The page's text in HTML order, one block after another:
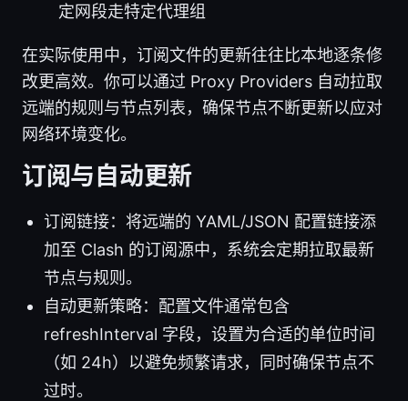
定网段走特定代理组
在实际使用中，订阅文件的更新往往比本地逐条修
改更高效。你可以通过 Proxy Providers 自动拉取
远端的规则与节点列表，确保节点不断更新以应对
网络环境变化。
订阅与自动更新
订阅链接：将远端的 YAML/JSON 配置链接添
加至 Clash 的订阅源中，系统会定期拉取最新
节点与规则。
自动更新策略：配置文件通常包含
refreshInterval 字段，设置为合适的单位时间
（如 24h）以避免频繁请求，同时确保节点不
过时。